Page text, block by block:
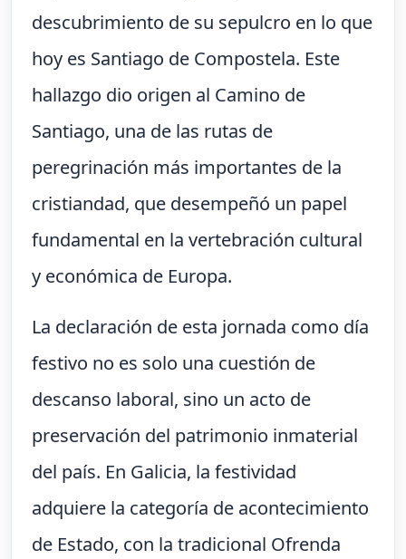
descubrimiento de su sepulcro en lo que
hoy es Santiago de Compostela. Este
hallazgo dio origen al Camino de
Santiago, una de las rutas de
peregrinación más importantes de la
cristiandad, que desempeñó un papel
fundamental en la vertebración cultural
y económica de Europa.
La declaración de esta jornada como día
festivo no es solo una cuestión de
descanso laboral, sino un acto de
preservación del patrimonio inmaterial
del país. En Galicia, la festividad
adquiere la categoría de acontecimiento
de Estado, con la tradicional Ofrenda